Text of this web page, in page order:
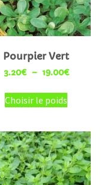
Pourpier Vert
3.20€ – 19.00€
Choisir le poids